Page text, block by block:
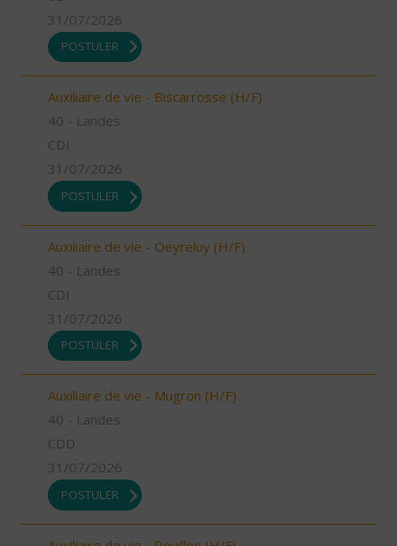
31/07/2026
POSTULER
Auxiliaire de vie - Biscarrosse (H/F)
40 - Landes
CDI
31/07/2026
POSTULER
Auxiliaire de vie - Oeyreluy (H/F)
40 - Landes
CDI
31/07/2026
POSTULER
Auxiliaire de vie - Mugron (H/F)
40 - Landes
CDD
31/07/2026
POSTULER